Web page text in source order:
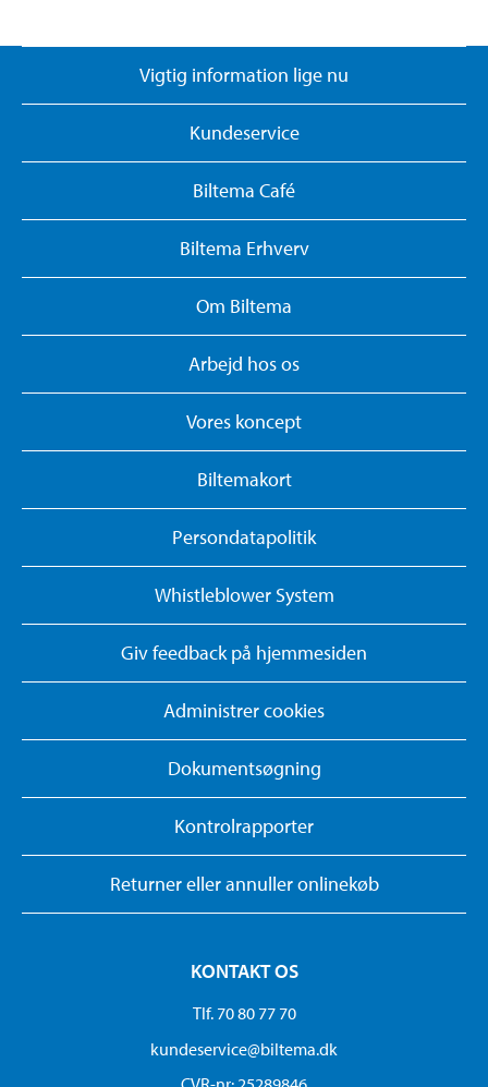
Vigtig information lige nu
Kundeservice
Biltema Café
Biltema Erhverv
Om Biltema
Arbejd hos os
Vores koncept
Biltemakort
Persondatapolitik
Whistleblower System
Giv feedback på hjemmesiden
Administrer cookies
Dokumentsøgning
Kontrolrapporter
Returner eller annuller onlinekøb
KONTAKT OS
Tlf. 70 80 77 70
kundeservice@biltema.dk